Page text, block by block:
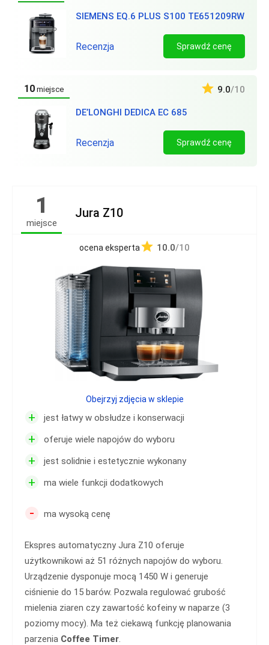
SIEMENS EQ.6 PLUS S100 TE651209RW
Recenzja Sprawdź cenę
10 miejsce
DE’LONGHI DEDICA EC 685
9.0/10
Recenzja Sprawdź cenę
1
miejsce
Jura Z10
ocena eksperta 10.0/10
+ jest łatwy w obsłudze i konserwacji
+ oferuje wiele napojów do wyboru
+ jest solidnie i estetycznie wykonany
+ ma wiele funkcji dodatkowych
- ma wysoką cenę
Ekspres automatyczny Jura Z10 oferuje
użytkownikowi aż 51 różnych napojów do wyboru.
Urządzenie dysponuje mocą 1450 W i generuje
ciśnienie do 15 barów. Pozwala regulować grubość
mielenia ziaren czy zawartość kofeiny w naparze (3
poziomy mocy). Ma też ciekawą funkcję planowania
parzenia Coffee Timer.
Obejrzyj zdjęcia w sklepie